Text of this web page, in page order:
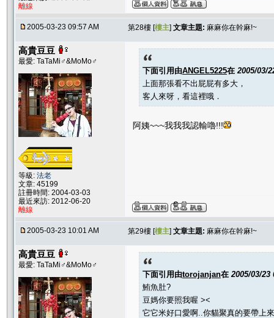
離線
2005-03-23 09:57 AM 第28樓 [樓主] 文章主題: 麻麻你在幹麻!~
高貴豆豆
最愛: TaTaMi♂&MoMo♂
等級: 法老
文章: 45199
註冊時間: 2004-03-03
最近來訪: 2012-06-20
離線
下面引用由ANGEL5225在 2005/03/
上面那張看不出屁屁有多大，
客人來呀，看這裡哦．
阿姨~~~我我我認輸嚕!!!
2005-03-23 10:01 AM 第29樓 [樓主] 文章主題: 麻麻你在幹麻!~
高貴豆豆
最愛: TaTaMi♂&MoMo♂
下面引用由torojanjan在 2005/03/23
鮪魚肚?
豆媽你要照我喔 ><
它它米好口愛啊..你貓聚真的要帶上